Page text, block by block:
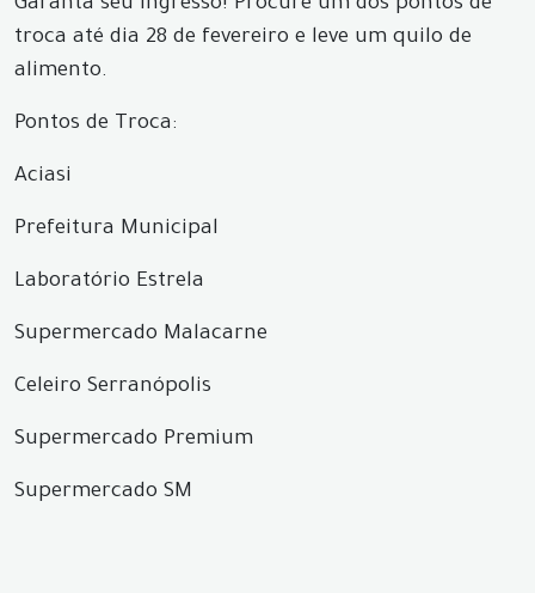
Garanta seu ingresso! Procure um dos pontos de
troca até dia 28 de fevereiro e leve um quilo de
alimento.
Pontos de Troca:
Aciasi
Prefeitura Municipal
Laboratório Estrela
Supermercado Malacarne
Celeiro Serranópolis
Supermercado Premium
Supermercado SM